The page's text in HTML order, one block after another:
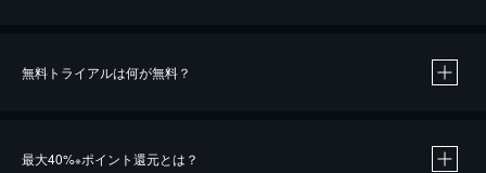
無料トライアルは何が無料？
最大40%※ポイント還元とは？